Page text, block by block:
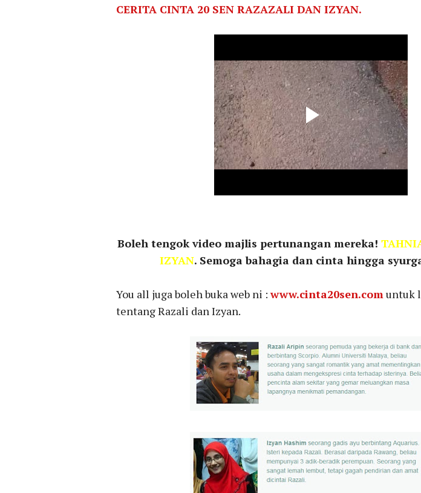
CERITA CINTA 20 SEN RAZAZALI DAN IZYAN.
Boleh tengok video majlis pertunangan mereka!
IZYAN. Semoga bahagia dan cinta hingga
You all juga boleh buka web ni :www.cinta20sen.com untuk
tentang Razali dan Izyan.